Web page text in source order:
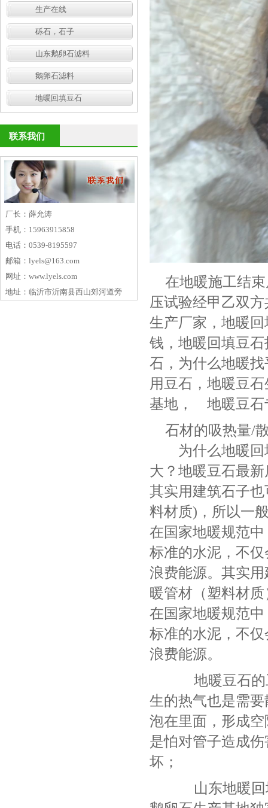
生产在线
砾石，石子
山东鹅卵石滤料
鹅卵石滤料
地暖回填豆石
联系我们
厂长：薛允涛
手机：15963915858
电话：0539-8195597
邮箱：lyels@163.com
网址：www.lyels.com
地址：临沂市沂南县西山郊河道旁
在地暖施工结
压试验经甲乙双
生产厂家，地暖
钱，地暖回填豆
石，为什么地暖
用豆石，地暖豆
基地， 地暖豆石
石材的吸热量/
为什么地暖回
大？地暖豆石最
其实用建筑石子
料材质)，所以一
在国家地暖规范
标准的水泥，不
浪费能源。其实
暖管材（塑料材
在国家地暖规范
标准的水泥，不
浪费能源。
地暖豆石的
生的热气也是需
泡在里面，形成
是怕对管子造成
坏；
山东地暖回